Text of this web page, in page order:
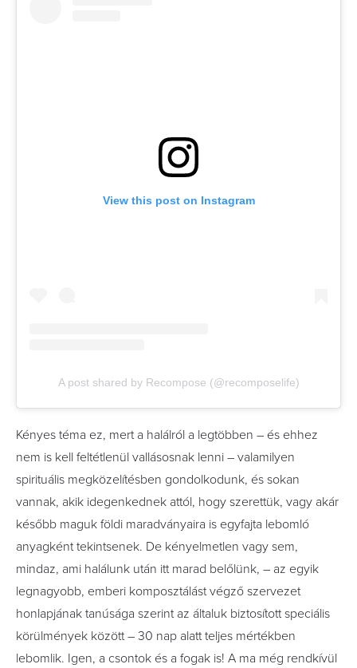
View this post on Instagram
A post shared by Recompose (@recomposelife)
Kényes téma ez, mert a halálról a legtöbben – és ehhez
nem is kell feltétlenül vallásosnak lenni – valamilyen
spirituális megközelítésben gondolkodunk, és sokan
vannak, akik idegenkednek attól, hogy szerettük, vagy akár
később maguk földi maradványaira is egyfajta lebomló
anyagként tekintsenek. De kényelmetlen vagy sem,
mindaz, ami halálunk után itt marad belőlünk, – az egyik
legnagyobb, emberi komposztálást végző szervezet
honlapjának tanúsága szerint az általuk biztosított speciális
körülmények között – 30 nap alatt teljes mértékben
lebomlik. Igen, a csontok és a fogak is! A ma még rendkívül